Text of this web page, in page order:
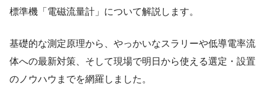
標準機「電磁流量計」について解説します。
基礎的な測定原理から、やっかいなスラリーや低導電率流
体への最新対策、そして現場で明日から使える選定・設置
のノウハウまでを網羅しました。